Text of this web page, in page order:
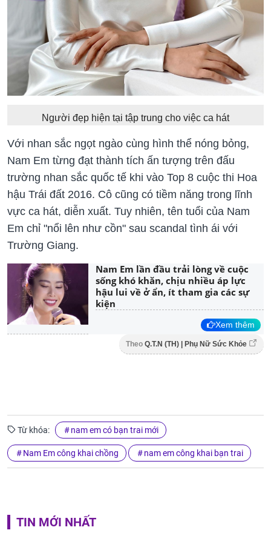
Người đẹp hiện tại tập trung cho việc ca hát
Với nhan sắc ngọt ngào cùng hình thể nóng bỏng,
Nam Em từng đạt thành tích ấn tượng trên đấu
trường nhan sắc quốc tế khi vào Top 8 cuộc thi Hoa
hậu Trái đất 2016. Cô cũng có tiềm năng trong lĩnh
vực ca hát, diễn xuất. Tuy nhiên, tên tuổi của Nam
Em chỉ "nổi lên như cồn" sau scandal tình ái với
Trường Giang.
Nam Em lần đầu trải lòng về cuộc
sống khó khăn, chịu nhiều áp lực
hậu lui về ở ẩn, ít tham gia các sự
kiện
Xem thêm
Theo Q.T.N (TH) | Phụ Nữ Sức Khỏe
Từ khóa: nam em có bạn trai mới
Nam Em công khai chồng nam em công khai bạn trai
TIN MỚI NHẤT